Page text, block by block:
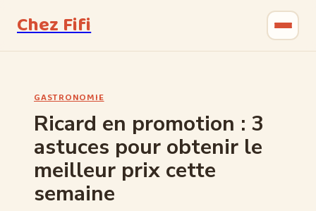
Chez Fifi
Bricolage
Jardinage
Maison & Déco
GASTRONOMIE
Ricard en promotion : 3
astuces pour obtenir le
meilleur prix cette
semaine